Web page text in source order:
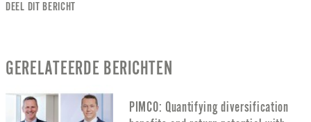
DEEL DIT BERICHT
GERELATEERDE BERICHTEN
PIMCO: Quantifying diversification